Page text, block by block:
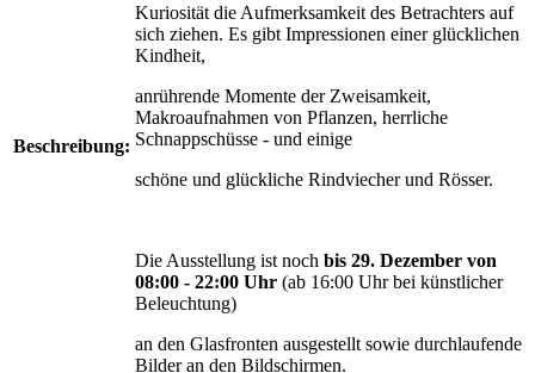
Beschreibung:
Kuriosität die Aufmerksamkeit des Betrachters auf
sich ziehen. Es gibt Impressionen einer glücklichen
Kindheit,
anrührende Momente der Zweisamkeit,
Makroaufnahmen von Pflanzen, herrliche
Schnappschüsse - und einige
schöne und glückliche Rindviecher und Rösser.
Die Ausstellung ist noch bis 29. Dezember von
08:00 - 22:00 Uhr (ab 16:00 Uhr bei künstlicher
Beleuchtung)
an den Glasfronten ausgestellt sowie durchlaufende
Bilder an den Bildschirmen.